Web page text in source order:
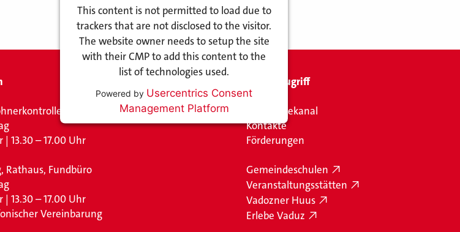
This content is not permitted to load due to
trackers that are not disclosed to the visitor.
The website owner needs to setup the site
with their CMP to add this content to the
list of technologies used.
Powered by Usercentrics Consent
Management Platform
| 13.30 – 17.00 Uhr
Rathaus, Fundbüro
| 13.30 – 17.00 Uhr
Vereinbarung
Schnellzugriff
Gemeindekanal
Kontakte
Förderungen
Gemeindeschulen
Veranstaltungsstätten
Vadozner Huus
Erlebe Vaduz